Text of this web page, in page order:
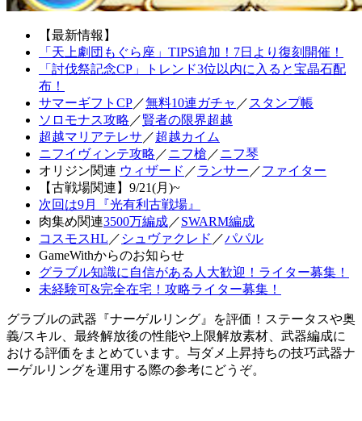
【最新情報】
「天上劇団もぐら座」TIPS追加！7日より復刻開催！
「討伐祭記念CP」トレンド3位以内に入ると宝晶石配
布！
サマーギフトCP／無料10連ガチャ ／ スタンプ帳
ソロモナス攻略 ／賢者の限界超越
超越マリアテレサ ／超越カイム
ニフイヴィンテ攻略 ／ニフ槍 ／ニフ琴
オリジン関連 ウィザード ／ランサー ／ファイター
【古戦場関連】9/21(月)~
次回は9月『光有利古戦場』
肉集め関連3500万編成／SWARM編成
コスモスHL ／ シュヴァクレド ／パパル
GameWithからのお知らせ
グラブル知識に自信がある人大歓迎！ライター募集！
未経験可&完全在宅！攻略ライター募集！
グラブルの武器『ナーゲルリング』を評価！ステータスや奥
義/スキル、最終解放後の性能や上限解放素材、武器編成に
おける評価をまとめています。与ダメ上昇持ちの技巧武器ナ
ーゲルリングを運用する際の参考にどうぞ。